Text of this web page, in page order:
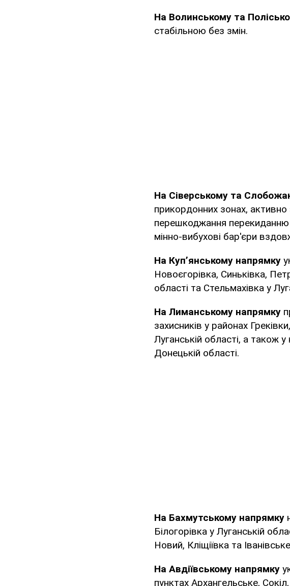
На Волинському та
стабільною без змін.
На Сіверському та
прикордонних зонах,
перешкоджання перекиданню
мінно-вибухові бар'єри
На Куп’янському напрямку
Новоєгорівка, Синьківка,
області та Стельмахівка у
На Лиманському напрямку
захисників у районах
Луганській області, а також
Донецькій області.
На Бахмутському напрямку
Білогорівка у Луганській
Новий, Кліщіївка та
На Авдіївському напрямку
пунктах Архангельське,